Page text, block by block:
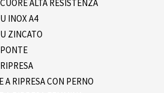
ALTA RESISTENZA
INOX A4
ZINCATO
A RIPRESA CON PERNO